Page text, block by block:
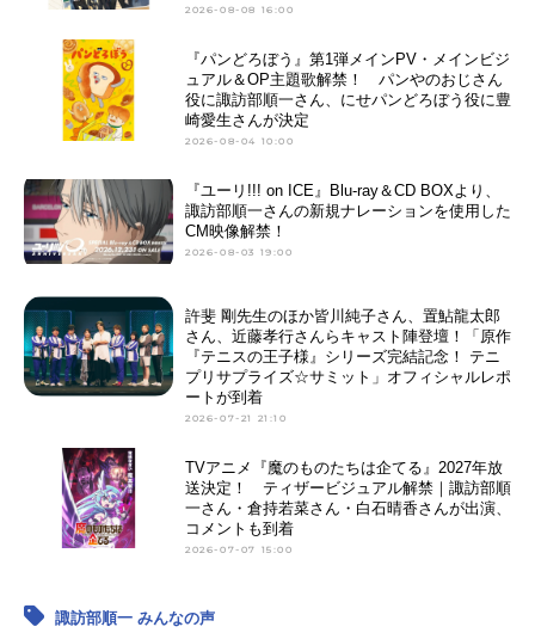
2026-08-08 16:00
『パンどろぼう』第1弾メインPV・メインビジ
ュアル＆OP主題歌解禁！ パンやのおじさん
役に諏訪部順一さん、にせパンどろぼう役に豊
崎愛生さんが決定
2026-08-04 10:00
『ユーリ!!! on ICE』Blu-ray＆CD BOXより、
諏訪部順一さんの新規ナレーションを使用した
CM映像解禁！
2026-08-03 19:00
許斐 剛先生のほか皆川純子さん、置鮎龍太郎
さん、近藤孝行さんらキャスト陣登壇！「原作
『テニスの王子様』シリーズ完結記念！ テニ
プリサプライズ☆サミット」オフィシャルレポ
ートが到着
2026-07-21 21:10
TVアニメ『魔のものたちは企てる』2027年放
送決定！ ティザービジュアル解禁｜諏訪部順
一さん・倉持若菜さん・白石晴香さんが出演、
コメントも到着
2026-07-07 15:00
諏訪部順一 みんなの声